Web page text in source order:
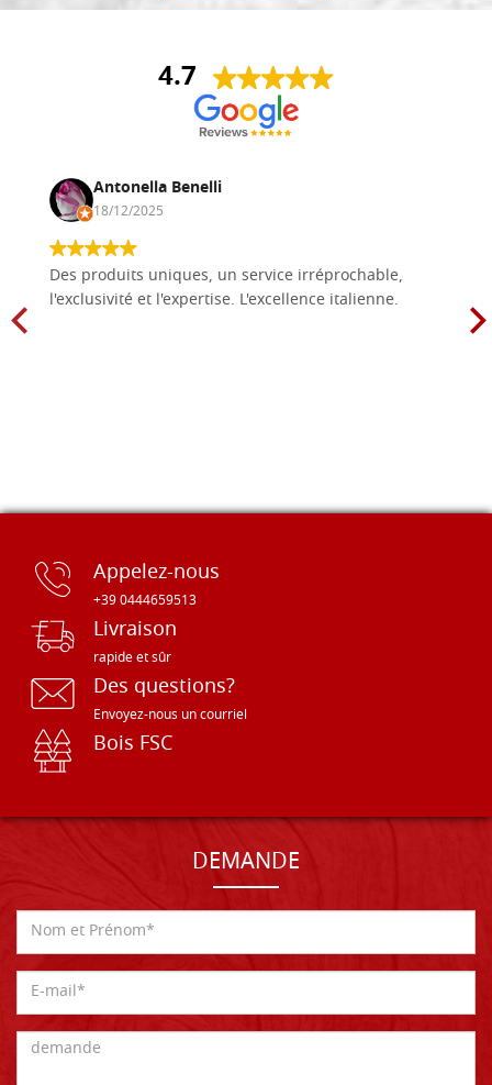
4.7
Antonella Benelli
18/12/2025
Des produits uniques, un service irréprochable,
l'exclusivité et l'expertise. L'excellence italienne.
Appelez-nous
+39 0444659513
Livraison
rapide et sûr
Des questions?
Envoyez-nous un courriel
Bois FSC
DEMANDE